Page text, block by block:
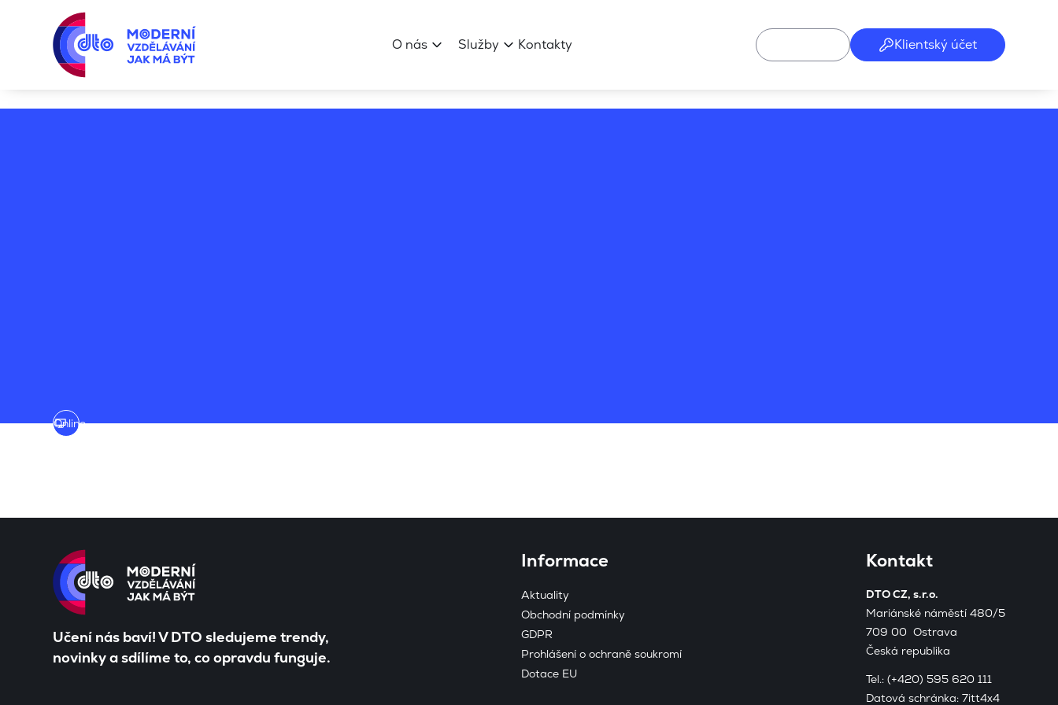
O nás Služby Kontakty Klientský účet
Online
Učení nás baví! V DTO sledujeme trendy,
novinky a sdílíme to, co opravdu funguje.
Informace
Aktuality
Obchodní podmínky
GDPR
Prohlášení o ochraně soukromí
Dotace EU
Kontakt
DTO CZ, s.r.o.
Mariánské náměstí 480/5
709 00 Ostrava
Česká republika
Tel.: (+420) 595 620 111
Datová schránka: 7itt4x4